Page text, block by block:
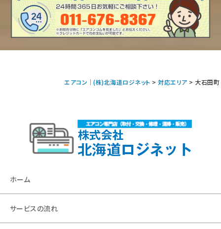
エアコン｜(株)北海道ロジネット >対応エリア > 大石田町
ホーム
サービスの流れ